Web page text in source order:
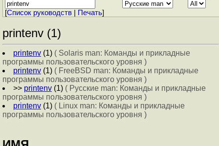
[Cписок руководств Печать]
printenv (1)
printenv (1) ( Solaris man: Команды и прикладные
программы пользовательского уровня )
printenv (1) ( FreeBSD man: Команды и прикладные
программы пользовательского уровня )
>> printenv (1) ( Русские man: Команды и прикладные
программы пользовательского уровня )
printenv (1) ( Linux man: Команды и прикладные
программы пользовательского уровня )